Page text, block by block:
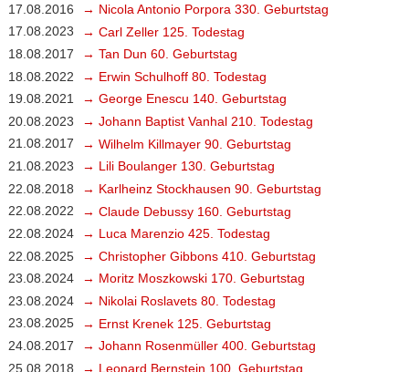
17.08.2016
→ Nicola Antonio Porpora 330. Geburtstag
17.08.2023
→ Carl Zeller 125. Todestag
18.08.2017
→ Tan Dun 60. Geburtstag
18.08.2022
→ Erwin Schulhoff 80. Todestag
19.08.2021
→ George Enescu 140. Geburtstag
20.08.2023
→ Johann Baptist Vanhal 210. Todestag
21.08.2017
→ Wilhelm Killmayer 90. Geburtstag
21.08.2023
→ Lili Boulanger 130. Geburtstag
22.08.2018
→ Karlheinz Stockhausen 90. Geburtstag
22.08.2022
→ Claude Debussy 160. Geburtstag
22.08.2024
→ Luca Marenzio 425. Todestag
22.08.2025
→ Christopher Gibbons 410. Geburtstag
23.08.2024
→ Moritz Moszkowski 170. Geburtstag
23.08.2024
→ Nikolai Roslavets 80. Todestag
23.08.2025
→ Ernst Krenek 125. Geburtstag
24.08.2017
→ Johann Rosenmüller 400. Geburtstag
25.08.2018
→ Leonard Bernstein 100. Geburtstag